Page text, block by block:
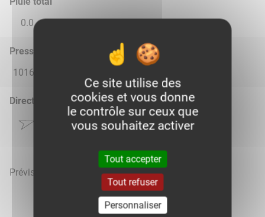
0.0
0.35 0.04 0.0 0.0
Pression atmosphérique (hPa)
1016.0
Direction du vent
Prévisions météo mises à jour le 9 août 2026 à 01h
Ce site utilise des
cookies et vous donne
le contrôle sur ceux que
vous souhaitez activer
Tout accepter
Tout refuser
Personnaliser